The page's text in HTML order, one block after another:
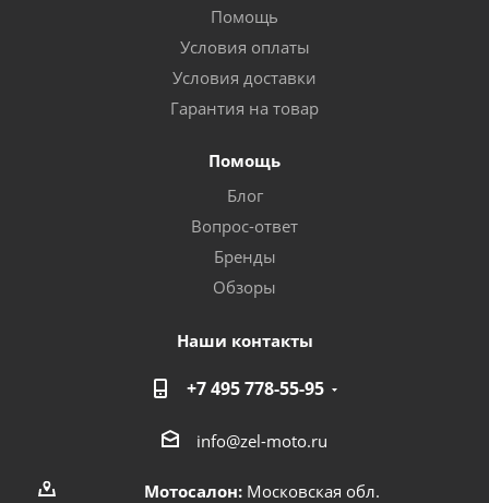
Помощь
Условия оплаты
Условия доставки
Гарантия на товар
Помощь
Блог
Вопрос-ответ
Бренды
Обзоры
Наши контакты
+7 495 778-55-95
info@zel-moto.ru
Мотосалон: Московская обл.